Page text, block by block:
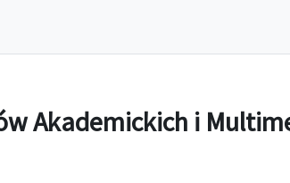
Akademickich i